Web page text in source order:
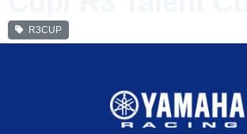
R3CUP